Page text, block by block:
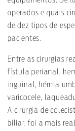
operados e quais
de dez tipos de
pacientes.
Entre as cirurgias
fístula perianal,
inguinal, hérnia
varicocele,
A cirurgia de
biliar, foi a mais